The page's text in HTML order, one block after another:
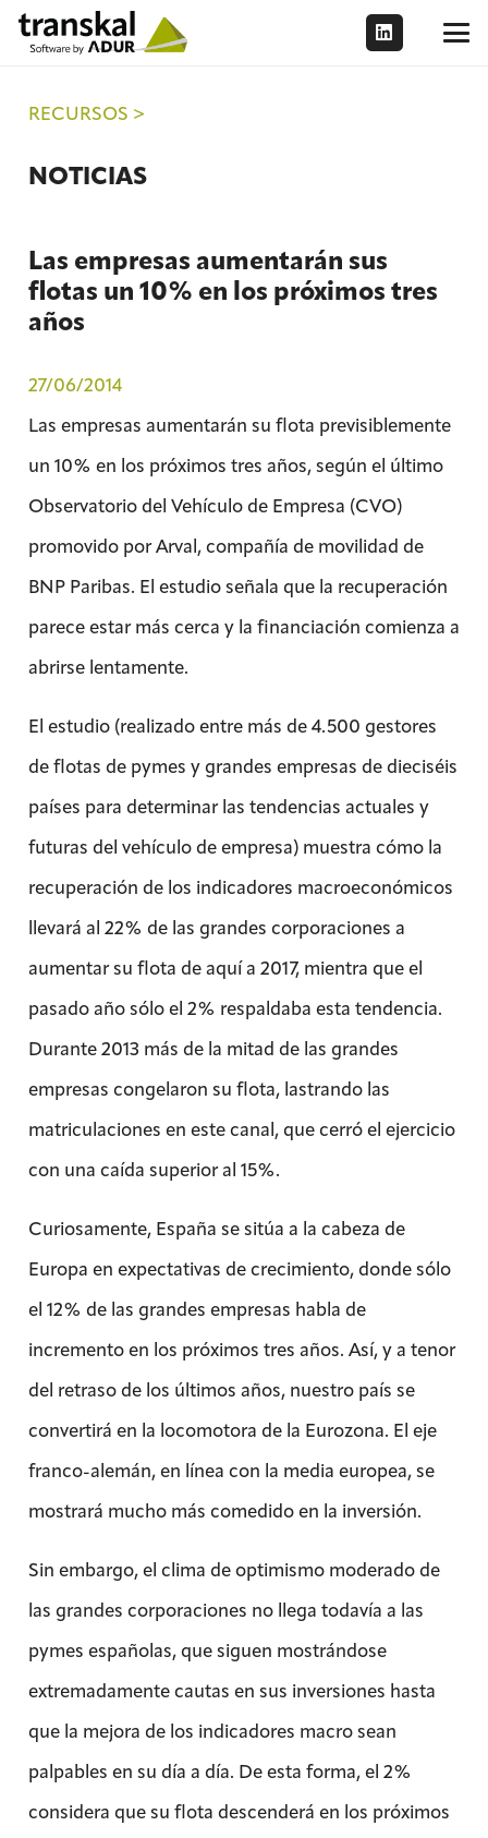
RECURSOS >
NOTICIAS
Las empresas aumentarán sus
flotas un 10% en los próximos tres
años
27/06/2014
Las empresas aumentarán su flota previsiblemente
un 10% en los próximos tres años, según el último
Observatorio del Vehículo de Empresa (CVO)
promovido por Arval, compañía de movilidad de
BNP Paribas. El estudio señala que la recuperación
parece estar más cerca y la financiación comienza a
abrirse lentamente.
El estudio (realizado entre más de 4.500 gestores
de flotas de pymes y grandes empresas de dieciséis
países para determinar las tendencias actuales y
futuras del vehículo de empresa) muestra cómo la
recuperación de los indicadores macroeconómicos
llevará al 22% de las grandes corporaciones a
aumentar su flota de aquí a 2017, mientra que el
pasado año sólo el 2% respaldaba esta tendencia.
Durante 2013 más de la mitad de las grandes
empresas congelaron su flota, lastrando las
matriculaciones en este canal, que cerró el ejercicio
con una caída superior al 15%.
Curiosamente, España se sitúa a la cabeza de
Europa en expectativas de crecimiento, donde sólo
el 12% de las grandes empresas habla de
incremento en los próximos tres años. Así, y a tenor
del retraso de los últimos años, nuestro país se
convertirá en la locomotora de la Eurozona. El eje
franco-alemán, en línea con la media europea, se
mostrará mucho más comedido en la inversión.
Sin embargo, el clima de optimismo moderado de
las grandes corporaciones no llega todavía a las
pymes españolas, que siguen mostrándose
extremadamente cautas en sus inversiones hasta
que la mejora de los indicadores macro sean
palpables en su día a día. De esta forma, el 2%
considera que su flota descenderá en los próximos